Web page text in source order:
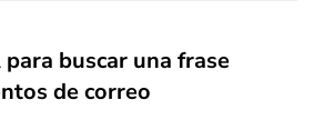
buscar una frase
de correo